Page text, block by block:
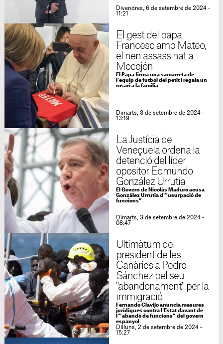
Divendres, 6 de setembre de 2024 -
11:21
El gest del papa
Francesc amb Mateo,
el nen assassinat a
Mocejón
El Papa firma una samarreta de
l'equip de futbol del petit i regala un
rosari a la família
Dimarts, 3 de setembre de 2024 -
13:19
La Justícia de
Veneçuela ordena la
detenció del líder
opositor Edmundo
González Urrutia
El Govern de Nicolás Maduro acusa
González Urrutia d'“usurpació de
funcions”
Dimarts, 3 de setembre de 2024 -
08:47
Ultimàtum del
president de les
Canàries a Pedro
Sánchez pel seu
"abandonament" per la
immigració
Fernando Clavijo anuncia mesures
jurídiques contra l'Estat davant de
l'"abandó de funcions" del govern
espanyol
Dilluns, 2 de setembre de 2024 -
15:27